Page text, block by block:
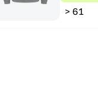
> 61